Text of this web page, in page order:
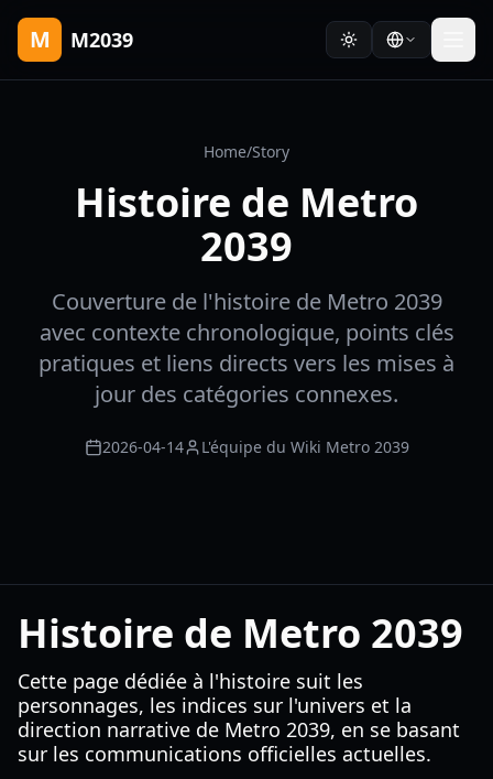
M M2039
Home/Story
Histoire de Metro
2039
Couverture de l'histoire de Metro 2039
avec contexte chronologique, points clés
pratiques et liens directs vers les mises à
jour des catégories connexes.
2026-04-14 L'équipe du Wiki Metro 2039
Histoire de Metro 2039
Cette page dédiée à l'histoire suit les
personnages, les indices sur l'univers et la
direction narrative de Metro 2039, en se basant
sur les communications officielles actuelles.